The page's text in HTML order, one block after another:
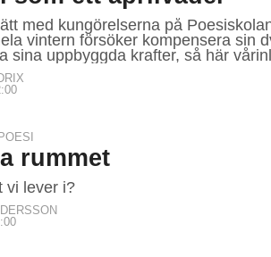
med kungörelserna på
vintern försöker kompensera sin
sina uppbyggda krafter, så här
rummet
vi lever i?